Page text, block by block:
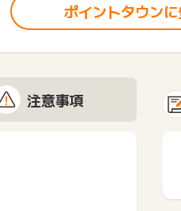
ポイントタウン
注意事項